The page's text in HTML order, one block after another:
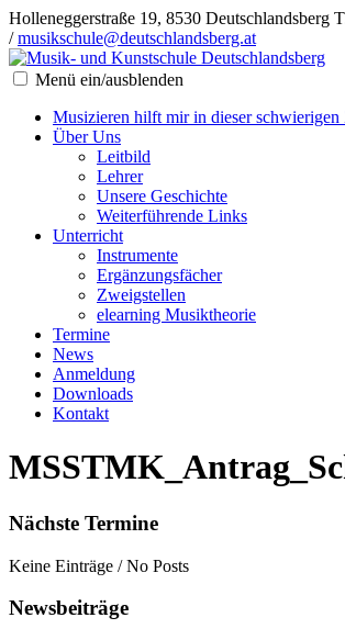
Holleneggerstraße 19, 8530 Deutschlandsberg
/musikschule@deutschlandsberg.at
Menü ein/ausblenden
Musizieren hilft mir in dieser schwierigen
Über Uns
Leitbild
Lehrer
Unsere Geschichte
Weiterführende Links
Unterricht
Instrumente
Ergänzungsfächer
Zweigstellen
elearning Musiktheorie
Termine
News
Anmeldung
Downloads
Kontakt
Nächste Termine
Keine Einträge / No Posts
Newsbeiträge